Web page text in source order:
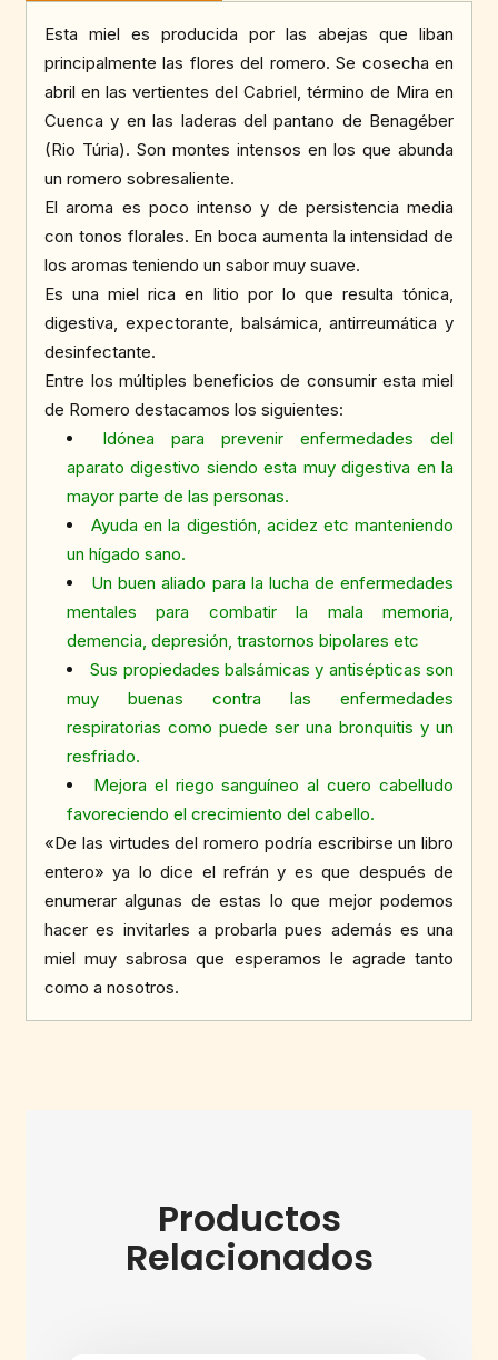
Esta miel es producida por las abejas que liban
principalmente las flores del romero. Se cosecha en
abril en las vertientes del Cabriel, término de Mira en
Cuenca y en las laderas del pantano de Benagéber
(Rio Túria). Son montes intensos en los que abunda
un romero sobresaliente.
El aroma es poco intenso y de persistencia media
con tonos florales. En boca aumenta la intensidad de
los aromas teniendo un sabor muy suave.
Es una miel rica en litio por lo que resulta tónica,
digestiva, expectorante, balsámica, antirreumática y
desinfectante.
Entre los múltiples beneficios de consumir esta miel
de Romero destacamos los siguientes:
Idónea para prevenir enfermedades del
aparato digestivo siendo esta muy digestiva en la
mayor parte de las personas.
Ayuda en la digestión, acidez etc manteniendo
un hígado sano.
Un buen aliado para la lucha de enfermedades
mentales para combatir la mala memoria,
demencia, depresión, trastornos bipolares etc
Sus propiedades balsámicas y antisépticas son
muy buenas contra las enfermedades
respiratorias como puede ser una bronquitis y un
resfriado.
Mejora el riego sanguíneo al cuero cabelludo
favoreciendo el crecimiento del cabello.
«De las virtudes del romero podría escribirse un libro
entero» ya lo dice el refrán y es que después de
enumerar algunas de estas lo que mejor podemos
hacer es invitarles a probarla pues además es una
miel muy sabrosa que esperamos le agrade tanto
como a nosotros.
Productos
Relacionados